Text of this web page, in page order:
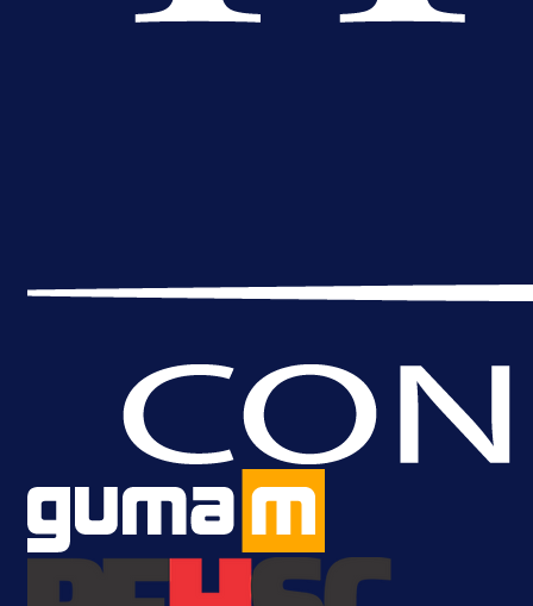
Grbavica se prisjetila Izeta
Manijaci razvili posebnu parolu!
23 h 4 min
Više vijesti